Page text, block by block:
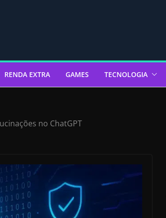
RENDA EXTRA GAMES TECNOLOGIA
no ChatGPT